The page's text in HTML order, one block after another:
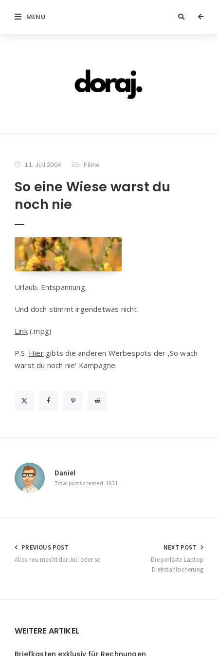
MENU
11. Juli 2004 Filme
So eine Wiese warst du
noch nie
Urlaub. Entspannung.
Und doch stimmt irgendetwas nicht.
Link(.mpg)
P.S. Hiergibts die anderen Werbespots der ‚So wach
warst du noch nie‘ Kampagne.
Daniel
Total posts created: 1931
Beitragsnavigation
PREVIOUS POST
Alles neu macht der Juli oder so
NEXT POST
Die perfekte Laptop
Diebstahlsicherung
Widgets
WEITERE ARTIKEL